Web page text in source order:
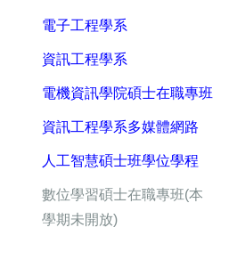
電子工程學系
資訊工程學系
電機資訊學院碩士在職專班
資訊工程學系多媒體網路
人工智慧碩士班學位學程
數位學習碩士在職專班(本
學期未開放)